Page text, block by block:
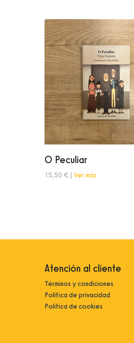
O Peculiar
15,50 € | Ver más
Atención al cliente
Términos y condiciones
Política de privacidad
Política de cookies